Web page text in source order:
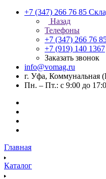
+7 (347) 266 76 85
Назад
Телефоны
+7 (347) 266 76
+7 (919) 140 1367
Заказать звонок
info@vomag.ru
г. Уфа, Коммунальная
Пн. – Пт.: с 9:00 до
Главная
Каталог